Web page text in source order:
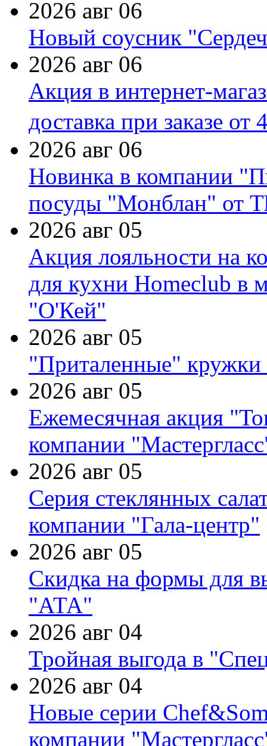
2026 авг 06
Новый соусник
2026 авг 06
Акция в интернет-
доставка при заказе от
2026 авг 06
Новинка в компании
посуды "Монблан" от
2026 авг 05
Акция лояльности на
для кухни Homeclub в
"О'Кей"
2026 авг 05
"Приталенные" кружки
2026 авг 05
Ежемесячная акция
компании
2026 авг 05
Серия стеклянных
компании "Гала-центр"
2026 авг 05
Скидка на формы для
"АТА"
2026 авг 04
Тройная выгода в
2026 авг 04
Новые серии
компании